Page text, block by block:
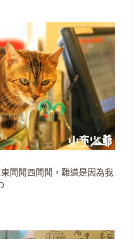
聞聞西聞聞，難道是因為我